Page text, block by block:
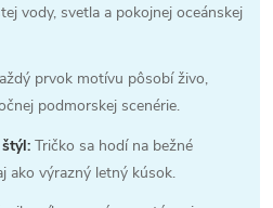
vody, svetla a pokojnej oceánskej
prvok motívu pôsobí živo,
podmorskej scenérie.
Tričko sa hodí na bežné
ako výrazný letný kúsok.